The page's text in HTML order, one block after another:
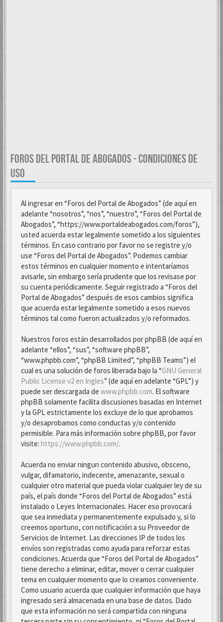
FOROS DEL PORTAL DE ABOGADOS - CONDICIONES DE
USO
Al ingresar en “Foros del Portal de Abogados” (de aquí en
adelante “nosotros”, “nos”, “nuestro”, “Foros del Portal de
Abogados”, “https://www.portaldeabogados.com/foros”),
usted acuerda estar legalmente sometido a los siguientes
términos. En caso contrario por favor no se registre y/o
use “Foros del Portal de Abogados”. Podemos cambiar
estos términos en cualquier momento e intentaríamos
avisarle, sin embargo sería prudente que los revisase por
su cuenta periódicamente. Seguir registrado a “Foros del
Portal de Abogados” después de esos cambios significa
que acuerda estar legalmente sometido a esos nuevos
términos tal como fueron actualizados y/o reformados.
Nuestros foros están desarrollados por phpBB (de aquí en
adelante “ellos”, “sus”, “software phpBB”,
“www.phpbb.com”, “phpBB Limited”, “phpBB Teams”) el
cual es una solución de foros liberada bajo la “GNU General
Public License v2 en Ingles” (de aquí en adelante “GPL”) y
puede ser descargada de www.phpbb.com. El software
phpBB solamente facilita discusiones basadas en Internet
y la GPL estrictamente los excluye de lo que aprobamos
y/o desaprobamos como conductas y/o contenido
permisible. Para más información sobre phpBB, por favor
visite: https://www.phpbb.com/.
Acuerda no enviar ningun contenido abusivo, obsceno,
vulgar, difamatorio, indecente, amenazante, sexual o
cualquier otro material que pueda violar cualquier ley de su
país, el país donde “Foros del Portal de Abogados” está
instalado o Leyes Internacionales. Hacer eso provocará
que sea inmediata y permanentemente expulsado y, si lo
creemos oportuno, con notificación a su Proveedor de
Servicios de Internet. Las direcciones IP de todos los
envíos son registradas como ayuda para reforzar estas
condiciones. Acuerda que “Foros del Portal de Abogados”
tiene derecho a eliminar, editar, mover o cerrar cualquier
tema en cualquier momento que lo creamos conveniente.
Como usuario acuerda que cualquier información que haya
ingresado será almacenada en una base de datos. Dado
que esta información no será compartida con ninguna